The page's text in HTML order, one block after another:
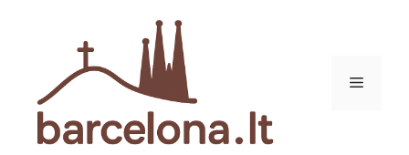
Meniu